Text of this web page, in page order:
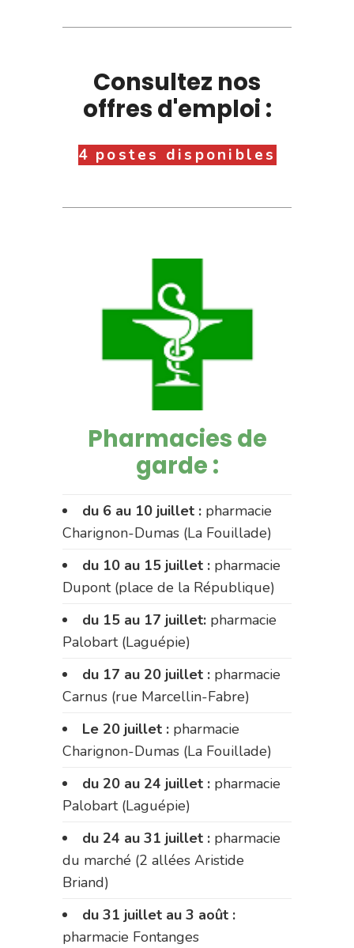
Consultez nos
offres d'emploi :
4 postes disponibles
Pharmacies de
garde :
du 6 au 10 juillet : pharmacie
Charignon-Dumas (La Fouillade)
du 10 au 15 juillet : pharmacie
Dupont (place de la République)
du 15 au 17 juillet: pharmacie
Palobart (Laguépie)
du 17 au 20 juillet : pharmacie
Carnus (rue Marcellin-Fabre)
Le 20 juillet : pharmacie
Charignon-Dumas (La Fouillade)
du 20 au 24 juillet : pharmacie
Palobart (Laguépie)
du 24 au 31 juillet : pharmacie
du marché (2 allées Aristide
Briand)
du 31 juillet au 3 août :
pharmacie Fontanges